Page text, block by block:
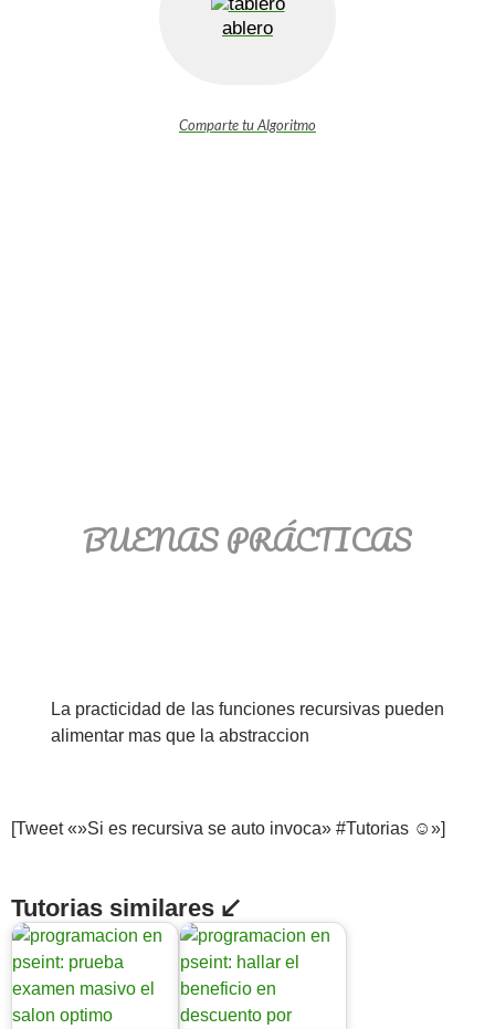
ablero
Comparte tu Algoritmo
BUENAS PRÁCTICAS
La practicidad de las funciones recursivas pueden
alimentar mas que la abstraccion
[Tweet «»Si es recursiva se auto invoca» #Tutorias ☺»]
Tutorias similares ↙